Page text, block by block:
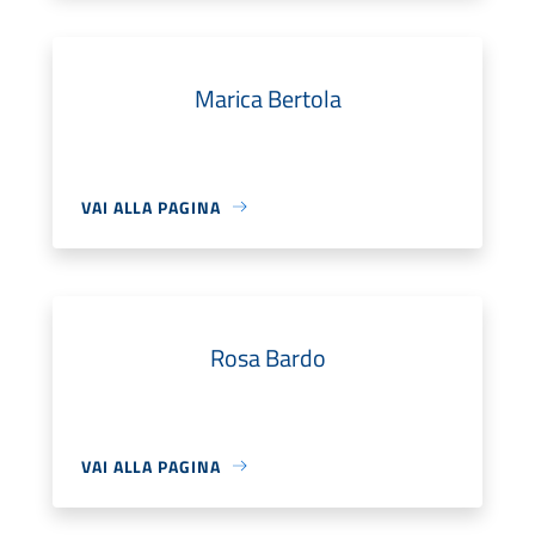
Marica Bertola
VAI ALLA PAGINA
Rosa Bardo
VAI ALLA PAGINA